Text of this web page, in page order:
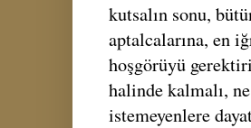
kutsalın sonu,
aptalcalarına, en
hoşgörüyü
halinde kalmalı,
istemeyenlere